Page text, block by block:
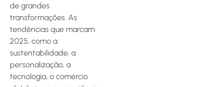
de grandes
transformações. As
tendências que marcam
2025, como a
sustentabilidade, a
personalização, a
tecnologia, o comércio